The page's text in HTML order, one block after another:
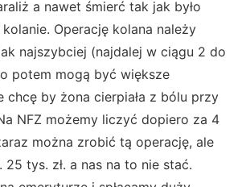
a nawet śmierć tak jak było
Operację kolana należy
najszybciej (najdalej w ciągu 2 do
potem mogą być większe
chcę by żona cierpiała z bólu przy
NFZ możemy liczyć dopiero za 4
można zrobić tą operację, ale
tys. zł. a nas na to nie stać.